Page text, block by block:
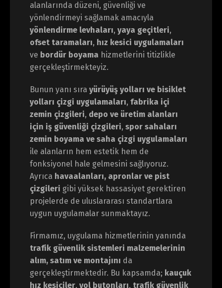
alanlarında düzeni, güvenliği ve
yönlendirmeyi sağlamak amacıyla
yönlendirme levhaları, yaya geçitleri,
ofset taramaları, hız kesici uygulamaları
ve bordür boyama hizmetlerini titizlikle
gerçekleştirmekteyiz.
Bunun yanı sıra yürüyüş yolları ve bisiklet
yolları çizgi uygulamaları, fabrika içi
zemin çizgileri, depo ve üretim alanları
için iş güvenliği çizgileri, spor sahaları
zemin boyama ve saha çizgi uygulamaları
ile alanların hem estetik hem de
fonksiyonel hale gelmesini sağlıyoruz.
Ayrıca havaalanları, apronlar ve pist
çizgileri gibi yüksek hassasiyet gerektiren
projelerde de uluslararası standartlara
uygun uygulamalar sunmaktayız.
Firmamız, uygulama hizmetlerinin yanında
trafik güvenlik sistemleri malzemelerinin
alım, satım ve montajını da
gerçekleştirmektedir. Bu kapsamda; kauçuk
hız kesiciler, yol butonları, trafik güvenlik